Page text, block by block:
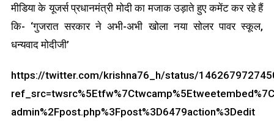
मीडिया के यूजर्स प्रधानमंत्री मोदी का मजाक उड़ाते हुए कमेंट कर रहे हैं
कि- ‘गुजरात सरकार ने अभी-अभी खोला नया सोलर पावर स्कूल,
धन्यवाद मोदीजी’
https://twitter.com/krishna76_h/status/
admin%2Fpost.php%3Fpost%3D6479action%3Dedit